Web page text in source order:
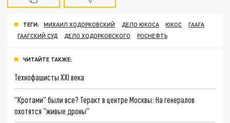
ТЕГИ: МИХАИЛ ХОДОРКОВСКИЙ ДЕЛО ЮКОСА ЮКОС
ГААГА
ГААГСКИЙ СУД
ДЕЛО ХОДОРКОВСКОГО РОСНЕФТЬ
ЧИТАЙТЕ ТАКЖЕ:
Технофашисты XXI века
"Кротами" были все? Теракт в центре Москвы: На генералов
охотятся "живые дроны"